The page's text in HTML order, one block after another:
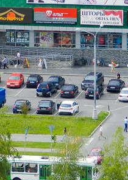
О ТЦ "ГРИН"
Название:
ГРИН
Дата открытия:
2008 год
Вид / тип объекта:
Торговый центр
Город:
Зеленоград (Москва /
Расположение:
Панфиловский проспект,
Общая площадь здания:
6 100 м2
Сдаваемая в аренду площадь
5 500 м2